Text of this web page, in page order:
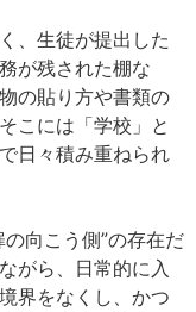
、生徒が提出した
が残された棚な
の貼り方や書類の
こには「学校」と
日々積み重ねられ
向こう側”の存在だ
がら、日常的に入
界をなくし、かつ